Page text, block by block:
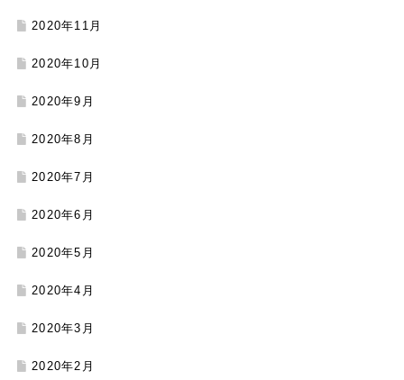
2020年11月
2020年10月
2020年9月
2020年8月
2020年7月
2020年6月
2020年5月
2020年4月
2020年3月
2020年2月